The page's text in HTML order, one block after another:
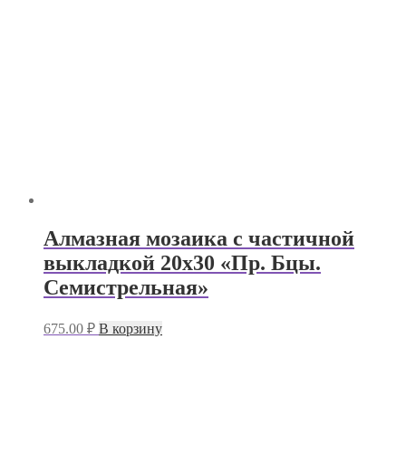
Алмазная мозаика с частичной
выкладкой 20х30 «Пр. Бцы.
Семистрельная»
675.00 ₽ В корзину